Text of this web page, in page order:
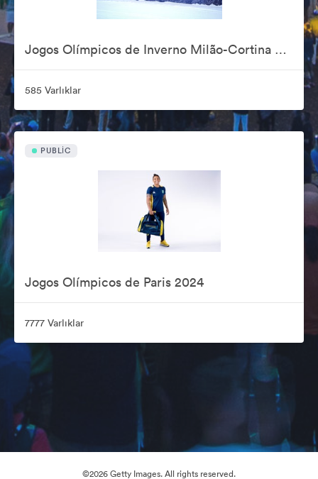
Jogos Olímpicos de Inverno Milão-Cortina 2026
585 Varlıklar
PUBLIC
Jogos Olímpicos de Paris 2024
7777 Varlıklar
©2026 Getty Images. All rights reserved.